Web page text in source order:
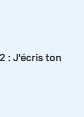
: J'écris ton